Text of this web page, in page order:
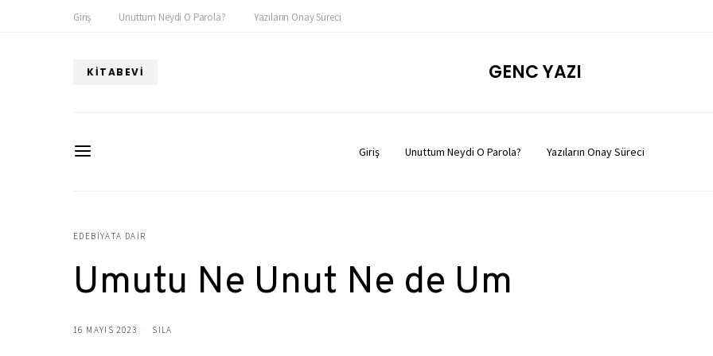
Giriş Unuttum Neydi O Parola? Yazıların Onay Süreci
KITABEVI GENC YAZI
Giriş Unuttum Neydi O Parola? Yazıların Onay Süreci
EDEBIYATA DAIR
Umutu Ne Unut Ne de Um
16 MAYIS 2023 SILA